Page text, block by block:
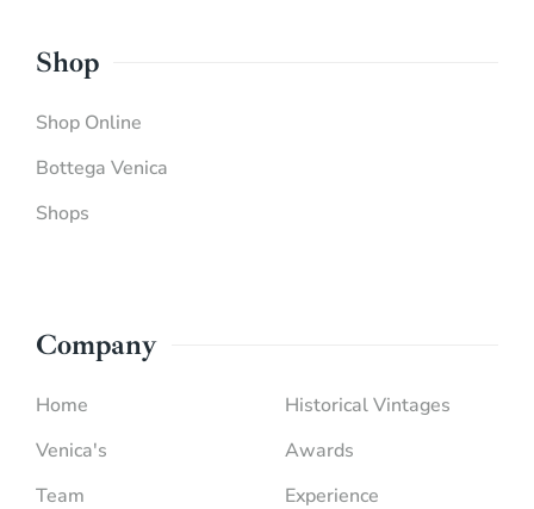
Shop
Shop Online
Bottega Venica
Shops
Company
Home
Venica's
Team
Historical Vintages
Awards
Experience